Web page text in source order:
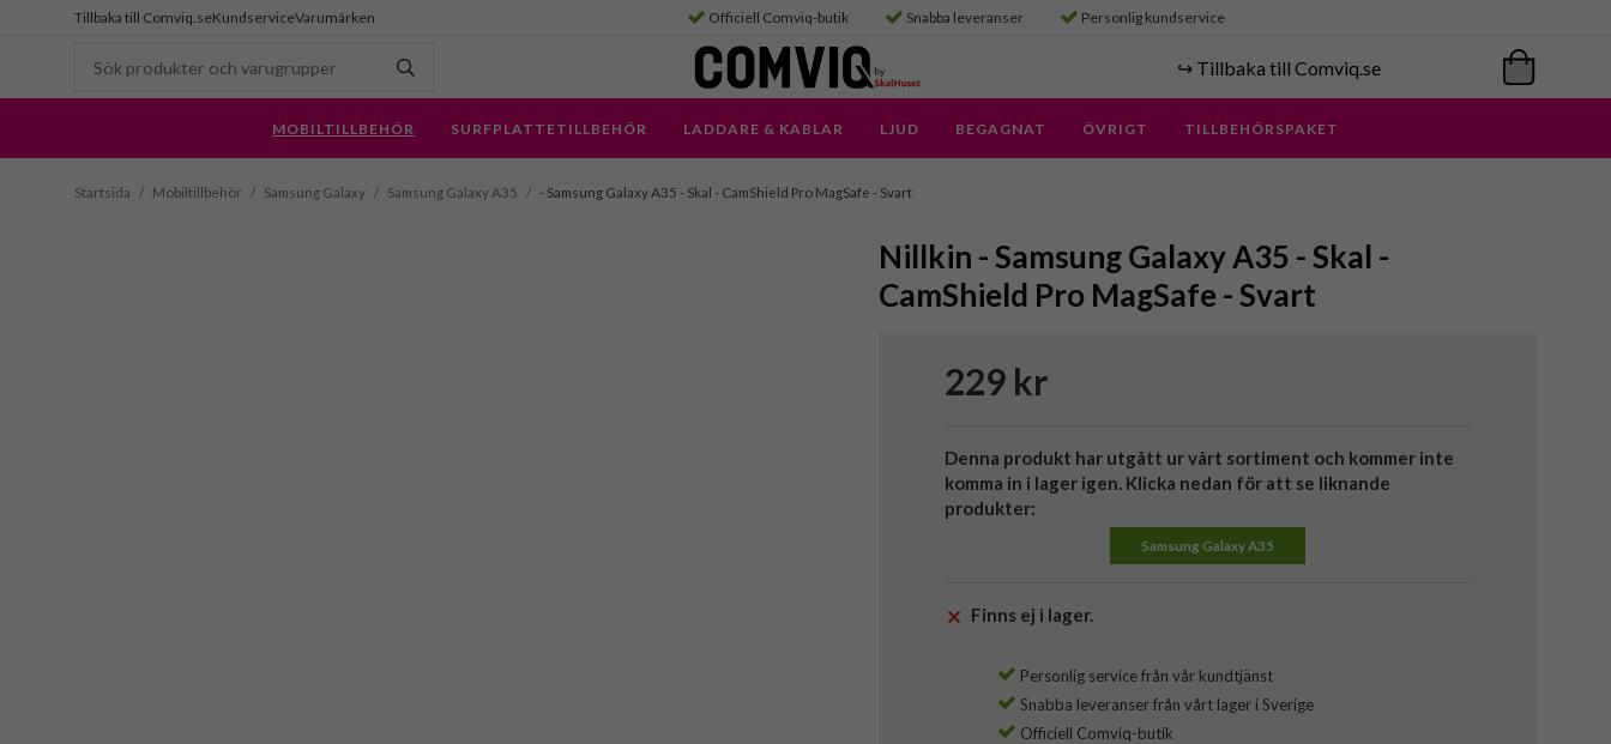
Tillbaka till Comviq.seKundserviceVarumärken Officiell Comviq-butik Snabba leveranser Personlig kundservice
↪️ Tillbaka till Comviq.se
MOBILTILLBEHÖR SURFPLATTETILLBEHÖR LADDARE & KABLAR LJUD BEGAGNAT ÖVRIGT TILLBEHÖRSPAKET
Startsida / Mobiltillbehör / Samsung Galaxy / Samsung Galaxy A35 / - Samsung Galaxy A35 - Skal - CamShield Pro MagSafe - Svart
Nillkin - Samsung Galaxy A35 - Skal -
CamShield Pro MagSafe - Svart
229 kr
Denna produkt har utgått ur vårt sortiment och kommer inte
komma in i lager igen. Klicka nedan för att se liknande
produkter:
Samsung Galaxy A35
Finns ej i lager.
Personlig service från vår kundtjänst
Snabba leveranser från vårt lager i Sverige
Officiell Comviq-butik